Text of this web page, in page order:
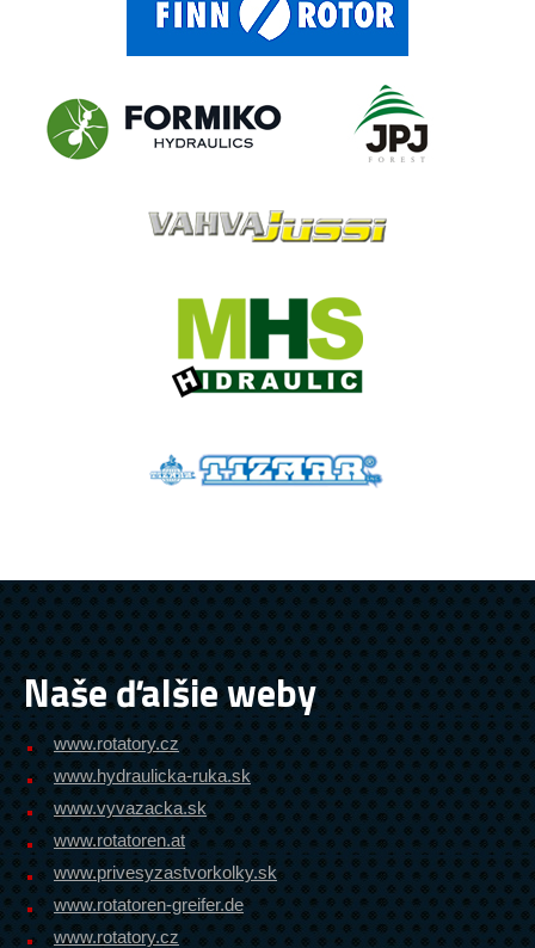
Naše ďalšie weby
www.rotatory.cz
www.hydraulicka-ruka.sk
www.vyvazacka.sk
www.rotatoren.at
www.privesyzastvorkolky.sk
www.rotatoren-greifer.de
www.rotatory.cz